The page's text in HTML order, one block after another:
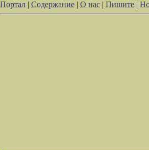
Портал | Содержание | О нас | Пишите |